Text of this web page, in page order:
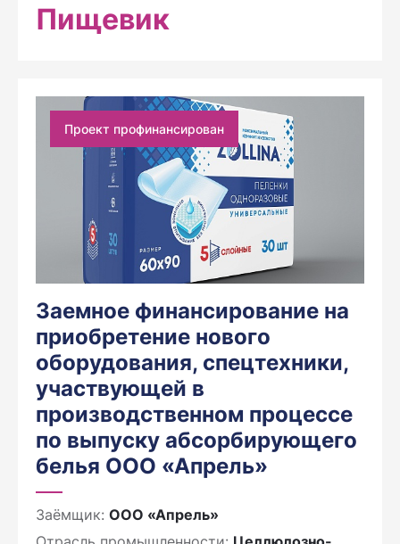
Пищевик
Проект профинансирован
Заемное финансирование на
приобретение нового
оборудования, спецтехники,
участвующей в
производственном процессе
по выпуску абсорбирующего
белья ООО «Апрель»
Заёмщик: ООО «Апрель»